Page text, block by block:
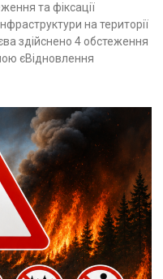
та фіксації
на території
здійснено 4 обстеження
єВідновлення